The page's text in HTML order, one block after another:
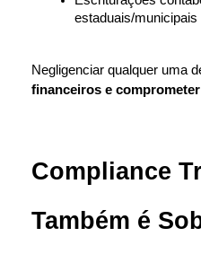
estaduais/
Negligenciar qualquer uma
financeiros e
Compliance
Também é